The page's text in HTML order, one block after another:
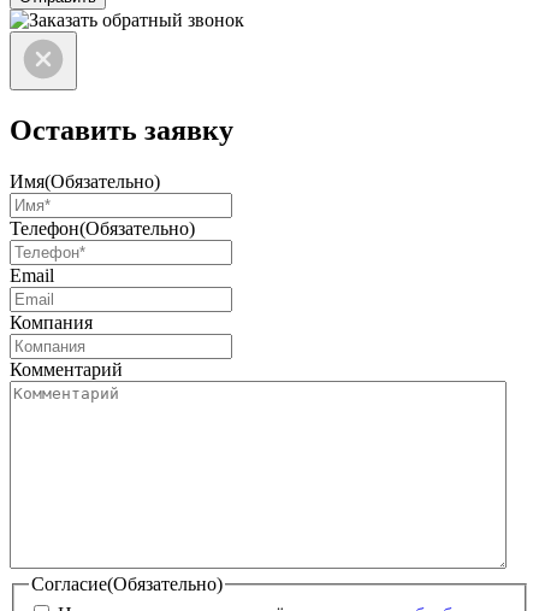
Оставить заявку
Имя(Обязательно)
Телефон(Обязательно)
Email
Компания
Комментарий
Согласие(Обязательно)